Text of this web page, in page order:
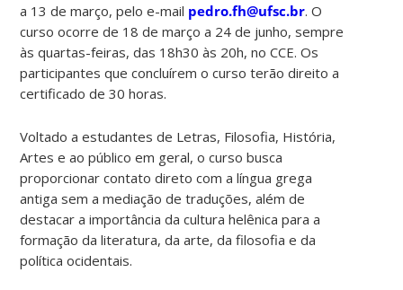
a 13 de março, pelo e-mail pedro.fh@ufsc.br. O
curso ocorre de 18 de março a 24 de junho, sempre
às quartas-feiras, das 18h30 às 20h, no CCE. Os
participantes que concluírem o curso terão direito a
certificado de 30 horas.
Voltado a estudantes de Letras, Filosofia, História,
Artes e ao público em geral, o curso busca
proporcionar contato direto com a língua grega
antiga sem a mediação de traduções, além de
destacar a importância da cultura helênica para a
formação da literatura, da arte, da filosofia e da
política ocidentais.